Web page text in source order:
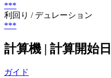
***
利回り / デュレーション
***
計算機 | 計算開始日
ガイド